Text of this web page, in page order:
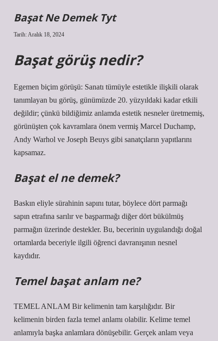
Başat Ne Demek Tyt
Tarih: Aralık 18, 2024
Başat görüş nedir?
Egemen biçim görüşü: Sanatı tümüyle estetikle ilişkili olarak
tanımlayan bu görüş, günümüzde 20. yüzyıldaki kadar etkili
değildir; çünkü bildiğimiz anlamda estetik nesneler üretmemiş,
görünüşten çok kavramlara önem vermiş Marcel Duchamp,
Andy Warhol ve Joseph Beuys gibi sanatçıların yapıtlarını
kapsamaz.
Başat el ne demek?
Baskın eliyle sürahinin sapını tutar, böylece dört parmağı
sapın etrafına sarılır ve başparmağı diğer dört bükülmüş
parmağın üzerinde destekler. Bu, becerinin uygulandığı doğal
ortamlarda beceriyle ilgili öğrenci davranışının nesnel
kaydıdır.
Temel başat anlam ne?
TEMEL ANLAM Bir kelimenin tam karşılığıdır. Bir
kelimenin birden fazla temel anlamı olabilir. Kelime temel
anlamıyla başka anlamlara dönüşebilir. Gerçek anlam veya